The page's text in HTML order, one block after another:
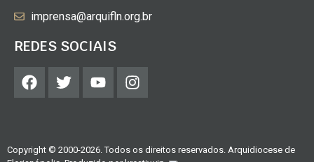
imprensa@arquifln.org.br
REDES SOCIAIS
Copyright © 2000-2026. Todos os direitos reservados. Arquidiocese de